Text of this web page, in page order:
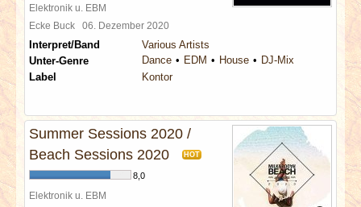
Elektronik u. EBM
Ecke Buck 06. Dezember 2020
Interpret/Band
Various Artists
Unter-Genre
Dance EDM House
DJ-Mix
Label
Kontor
Summer Sessions 2020 /
Beach Sessions 2020
HOT
8,0
Elektronik u. EBM